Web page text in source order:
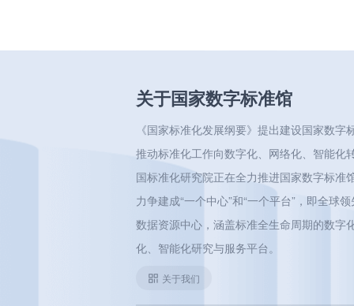
关于国家数字标准馆
《国家标准化发展纲要》提出建设国家数字
推动标准化工作向数字化、网络化、智能化
国标准化研究院正在全力推进国家数字标准
力争建成“一个中心”和“一个平台”，即全球
数据资源中心，涵盖标准全生命周期的数字
化、智能化研究与服务平台。
关于我们